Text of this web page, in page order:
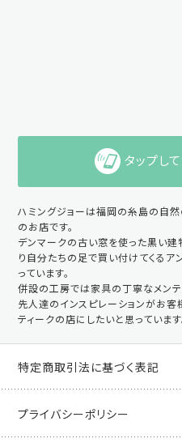
タップし
ハミングジョーは福岡の糸島の自
のお店です。
デンマークの古い窓を使った黒い建
り自分たちの足で買い付けてくるア
っています。
併設の工房では家具の丁寧なメンテ
先人達のインスピレーションがお
ティークの店にしたいと思っています
特定商取引法に基づく表記
プライバシーポリシー